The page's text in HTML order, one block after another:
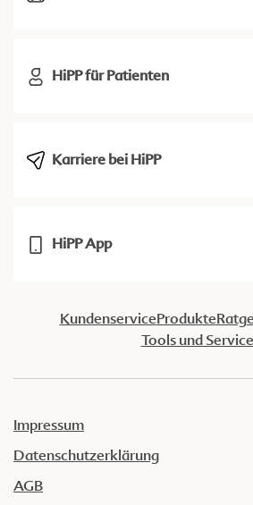
HiPP für Patienten
Karriere bei HiPP
HiPP App
KundenserviceProdukte
Tools und
Impressum
Datenschutzerklärung
AGB